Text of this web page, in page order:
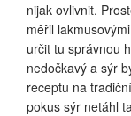
nijak ovlivnit.
měřil
určit tu správnou
nedočkavý a sýr
receptu na
pokus sýr netáhl